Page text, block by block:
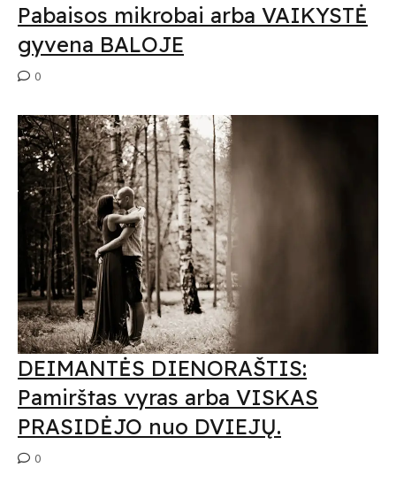
Pabaisos mikrobai arba VAIKYSTĖ
gyvena BALOJE
0
DEIMANTĖS DIENORAŠTIS:
Pamirštas vyras arba VISKAS
PRASIDĖJO nuo DVIEJŲ.
0